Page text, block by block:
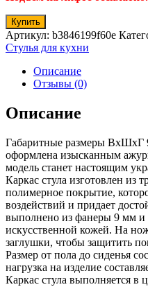
Купить
Артикул: b3846199f60e
Стулья для кухни
Описание
Отзывы (0)
Описание
Габаритные размеры ВхШхГ
оформлена изысканным
модель станет настоящим
Каркас стула изготовлен из
полимерное покрытие,
воздействий и придает
выполнено из фанеры 9 мм и
искусственной кожей. На
заглушки, чтобы защитить
Размер от пола до сиденья
нагрузка на изделие
Каркас стула выполняется в